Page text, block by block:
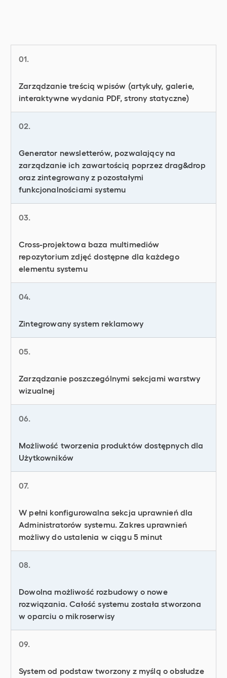
01.
Zarządzanie treścią wpisów (artykuły, galerie,
interaktywne wydania PDF, strony statyczne)
02.
Generator newsletterów, pozwalający na
zarządzanie ich zawartością poprzez drag&drop
oraz zintegrowany z pozostałymi
funkcjonalnościami systemu
03.
Cross-projektowa baza multimediów
repozytorium zdjęć dostępne dla każdego
elementu systemu
04.
Zintegrowany system reklamowy
05.
Zarządzanie poszczególnymi sekcjami warstwy
wizualnej
06.
Możliwość tworzenia produktów dostępnych dla
Użytkowników
07.
W pełni konfigurowalna sekcja uprawnień dla
Administratorów systemu. Zakres uprawnień
możliwy do ustalenia w ciągu 5 minut
08.
Dowolna możliwość rozbudowy o nowe
rozwiązania. Całość systemu została stworzona
w oparciu o mikroserwisy
09.
System od podstaw tworzony z myślą o obsłudze